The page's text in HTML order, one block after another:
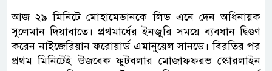
আজ ২৯ মিনিটে মোহামেডানকে লিড এনে দেন অধিনায়ক
সুলেমান দিয়াবাতে। প্রথমার্ধের ইনজুরি সময়ে ব্যবধান দ্বিগুণ
করেন নাইজেরিয়ান ফরোয়ার্ড এমানুয়েল সানডে। বিরতির পর
প্রথম মিনিটেই উজবেক ফুটবলার মোজাফফরভ স্কোরলাইন